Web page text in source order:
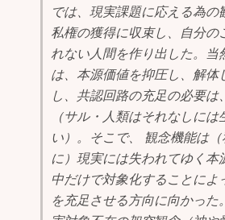
では、現実課題に応える為の
私権の獲得に収束し、自分の
れない人間を作り出した。当
は、本源価値を抑圧し、解体
し、共認回路の充足の必要は
（サル・人類はそれなしに
い）。そこで、 観念機能は
に）現実には失われてゆく本
中だけで対象化することによ
を充足させる方向に向かった